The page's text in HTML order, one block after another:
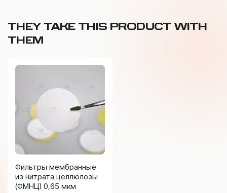
THEY TAKE THIS PRODUCT WITH
THEM
Фильтры мембранные
из нитрата целлюлозы
(ФМНЦ) 0,65 мкм